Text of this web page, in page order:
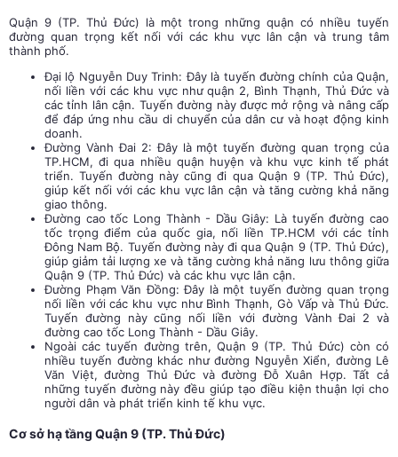
Quận 9 (TP. Thủ Đức) là một trong những quận có nhiều tuyến
đường quan trọng kết nối với các khu vực lân cận và trung tâm
thành phố.
Đại lộ Nguyễn Duy Trinh: Đây là tuyến đường chính của Quận,
nối liền với các khu vực như quận 2, Bình Thạnh, Thủ Đức và
các tỉnh lân cận. Tuyến đường này được mở rộng và nâng cấp
để đáp ứng nhu cầu di chuyển của dân cư và hoạt động kinh
doanh.
Đường Vành Đai 2: Đây là một tuyến đường quan trọng của
TP.HCM, đi qua nhiều quận huyện và khu vực kinh tế phát
triển. Tuyến đường này cũng đi qua Quận 9 (TP. Thủ Đức),
giúp kết nối với các khu vực lân cận và tăng cường khả năng
giao thông.
Đường cao tốc Long Thành - Dầu Giây: Là tuyến đường cao
tốc trọng điểm của quốc gia, nối liền TP.HCM với các tỉnh
Đông Nam Bộ. Tuyến đường này đi qua Quận 9 (TP. Thủ Đức),
giúp giảm tải lượng xe và tăng cường khả năng lưu thông giữa
Quận 9 (TP. Thủ Đức) và các khu vực lân cận.
Đường Phạm Văn Đồng: Đây là một tuyến đường quan trọng
nối liền với các khu vực như Bình Thạnh, Gò Vấp và Thủ Đức.
Tuyến đường này cũng nối liền với đường Vành Đai 2 và
đường cao tốc Long Thành - Dầu Giây.
Ngoài các tuyến đường trên, Quận 9 (TP. Thủ Đức) còn có
nhiều tuyến đường khác như đường Nguyễn Xiển, đường Lê
Văn Việt, đường Thủ Đức và đường Đỗ Xuân Hợp. Tất cả
những tuyến đường này đều giúp tạo điều kiện thuận lợi cho
người dân và phát triển kinh tế khu vực.
Cơ sở hạ tầng Quận 9 (TP. Thủ Đức)